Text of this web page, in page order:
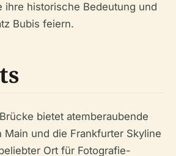
ihre historische Bedeutung und
Bubis feiern.
bietet atemberaubende
und die Frankfurter Skyline
Ort für Fotografie-